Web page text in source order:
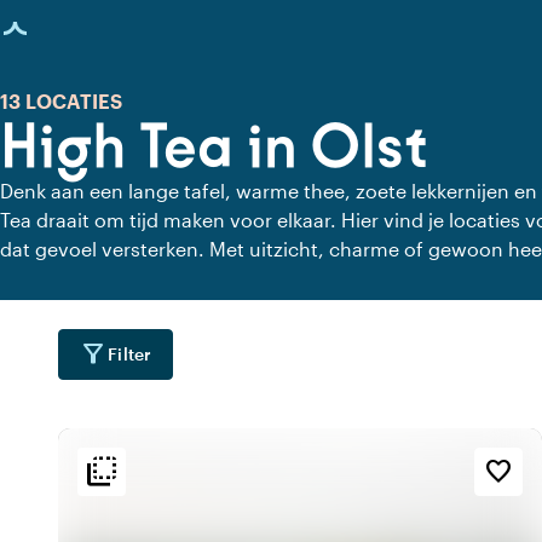
geladen
High Tea in Olst
13 LOCATIES
Denk aan een lange tafel, warme thee, zoete lekkernijen
Tea draait om tijd maken voor elkaar. Hier vind je locaties
dat gevoel versterken. Met uitzicht, charme of gewoon
filter_alt Filter
flip_to_back favorite_border
flip_to_back Sfeer en esthetiek
Bereikbaarheid en ligging